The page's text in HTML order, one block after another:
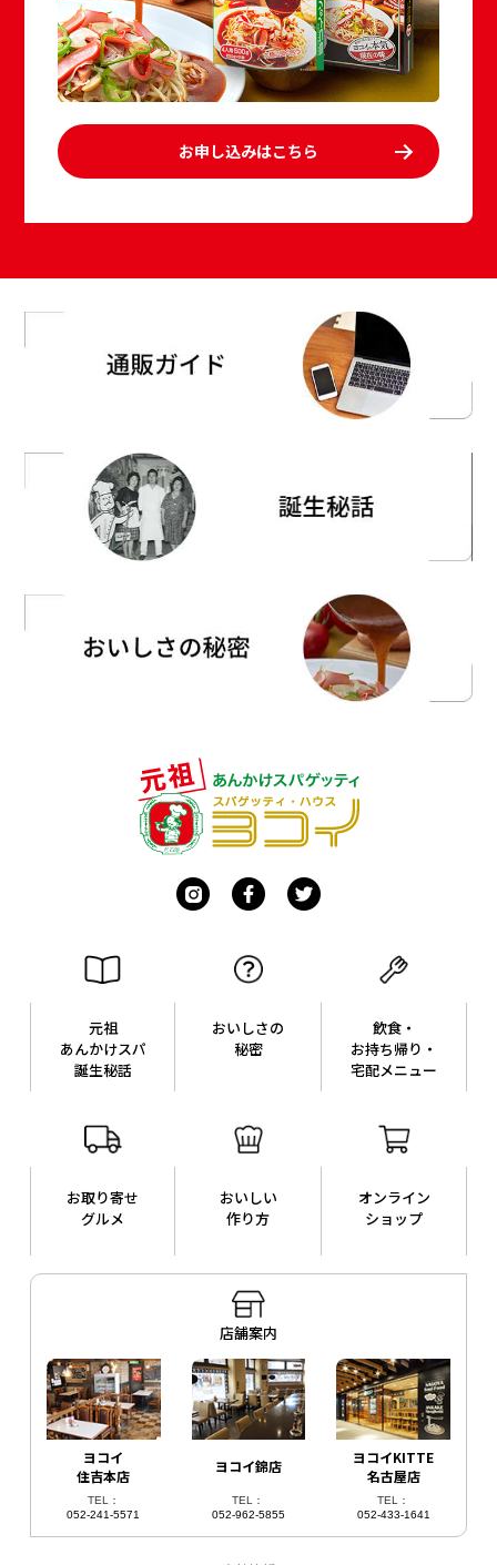
お申し込みはこちら
元祖
あんかけスパ
誕生秘話
おいしさの
秘密
飲食・
お持ち帰り・
宅配メニュー
お取り寄せ
グルメ
おいしい
作り方
オンライン
ショップ
店舗案内
ヨコイ
住吉本店
TEL：
052-241-5571
ヨコイ錦店
TEL：
052-962-5855
ヨコイKITTE
名古屋店
TEL：
052-433-1641